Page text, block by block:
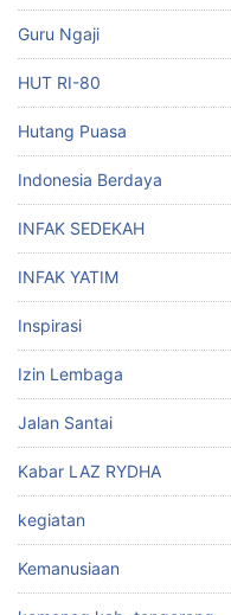
Guru Ngaji
HUT RI-80
Hutang Puasa
Indonesia Berdaya
INFAK SEDEKAH
INFAK YATIM
Inspirasi
Izin Lembaga
Jalan Santai
Kabar LAZ RYDHA
kegiatan
Kemanusiaan